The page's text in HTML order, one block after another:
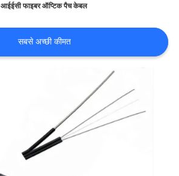
आईईसी फाइबर ऑप्टिक पैच केबल
सबसे अच्छी कीमत